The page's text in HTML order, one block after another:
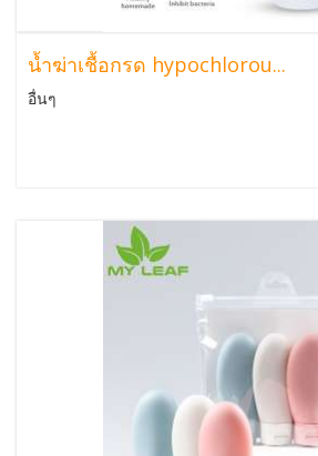
น้ำฆ่าเชื้อกรด hypochlorou...
อื่นๆ